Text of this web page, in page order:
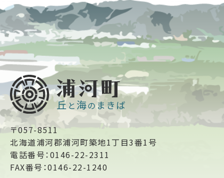
〒057-8511
北海道浦河郡浦河町築地1丁目3番1号
電話番号：0146-22-2311
FAX番号：0146-22-1240